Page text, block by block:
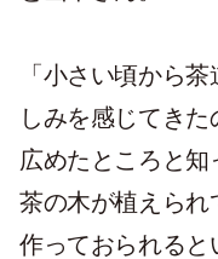
「小さい頃から
しみを感じてき
広めたところと
茶の木が植えられ
作っておられる